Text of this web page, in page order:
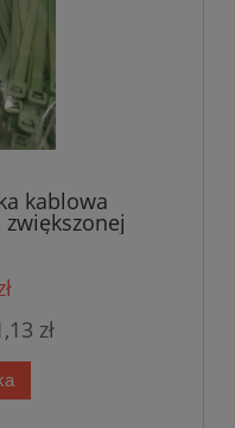
kablowa
subst.
(368x7,6P-P)
zł